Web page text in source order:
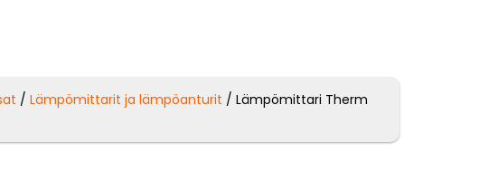
/Lämpömittarit ja lämpöanturit / Lämpömittari Therm